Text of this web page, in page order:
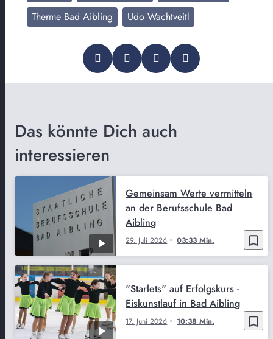
Therme Bad Aibling
Udo Wachtveitl
Das könnte Dich auch
interessieren
bookmark_border
29. Juli 2026 03:33 Min.
Gemeinsam Werte vermitteln
an der Berufsschule Bad
Aibling
bookmark_border
17. Juni 2026 10:38 Min.
"Starlets" auf Erfolgskurs -
Eiskunstlauf in Bad Aibling